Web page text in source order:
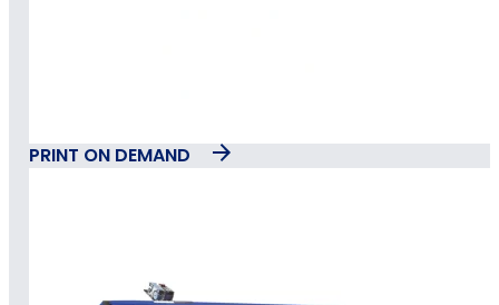
PRINT ON DEMAND